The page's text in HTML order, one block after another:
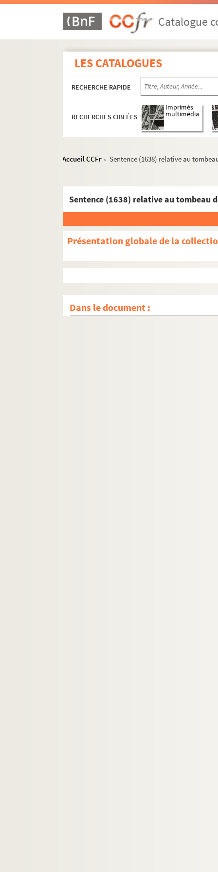
Catalogue
LES CATALOGUES
RECHERCHE RAPIDE
RECHERCHES CIBLÉES
Imprimés
multimédia
Accueil CCFr > Sentence (1638) relative au
Sentence (1638) relative au tombeau
Présentation globale de la
Dans le document :